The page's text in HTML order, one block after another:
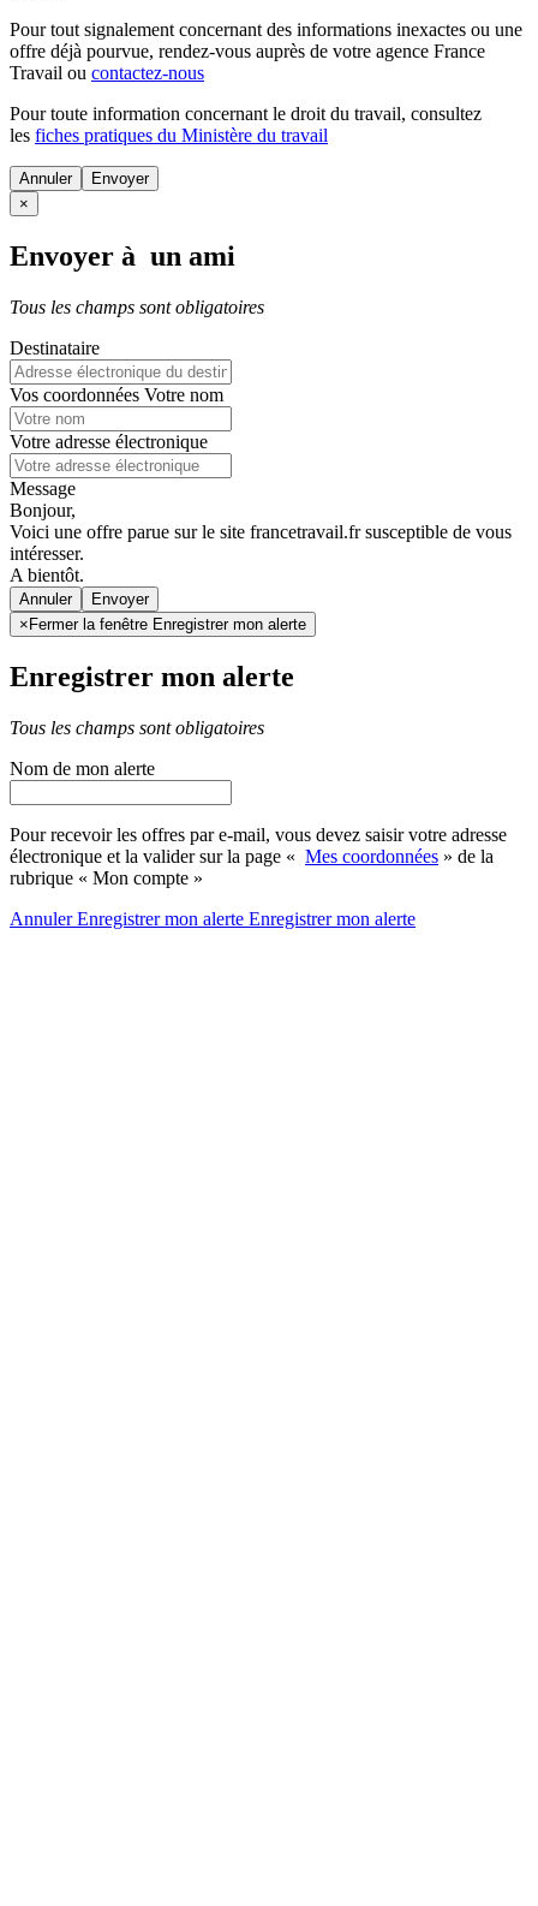
Pour tout signalement concernant des informations inexactes ou une
offre déjà pourvue, rendez-vous auprès de votre agence France
Travail ou contactez-nous
Pour toute information concernant le droit du travail, consultez
les fiches pratiques du Ministère du travail
Annuler
×
Envoyer à un ami
Tous les champs sont obligatoires
Destinataire
Vos coordonnées Votre nom
Votre adresse électronique
Message
Bonjour,
Voici une offre parue sur le site francetravail.fr susceptible de vous
intéresser.
A bientôt.
Annuler
× Fermer la fenêtre Enregistrer mon alerte
Enregistrer mon alerte
Tous les champs sont obligatoires
Nom de mon alerte
Pour recevoir les offres par e-mail, vous devez saisir votre adresse
électronique et la valider sur la page « Mes coordonnées » de la
rubrique « Mon compte »
AnnulerEnregistrer mon alerte Enregistrermon alerte